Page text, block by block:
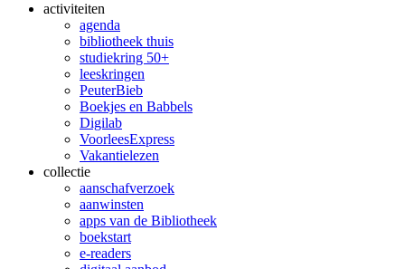
activiteiten
agenda
bibliotheek thuis
studiekring 50+
leeskringen
PeuterBieb
Boekjes en Babbels
Digilab
VoorleesExpress
Vakantielezen
collectie
aanschafverzoek
aanwinsten
apps van de Bibliotheek
boekstart
e-readers